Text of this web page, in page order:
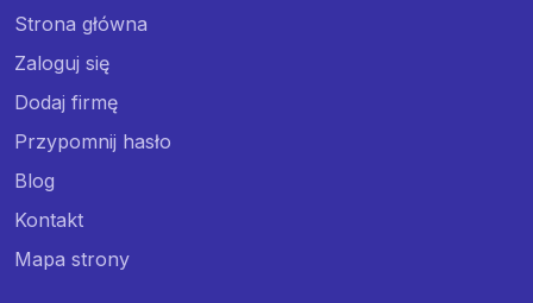
Strona główna
Zaloguj się
Dodaj firmę
Przypomnij hasło
Blog
Kontakt
Mapa strony